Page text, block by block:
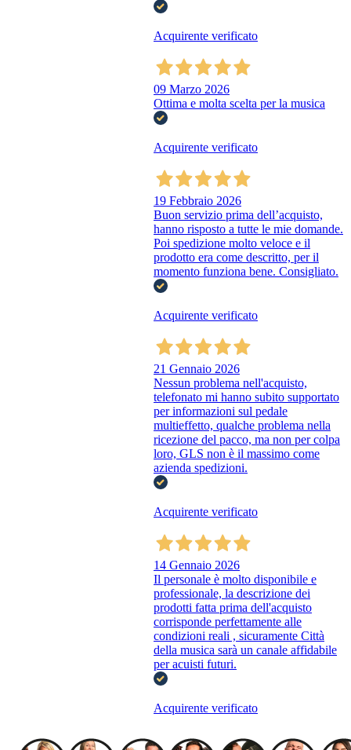
Acquirente verificato
09 Marzo 2026
Ottima e molta scelta per la musica
Acquirente verificato
19 Febbraio 2026
Buon servizio prima dell’acquisto,
hanno risposto a tutte le mie domande.
Poi spedizione molto veloce e il
prodotto era come descritto, per il
momento funziona bene. Consigliato.
Acquirente verificato
21 Gennaio 2026
Nessun problema nell'acquisto,
telefonato mi hanno subito supportato
per informazioni sul pedale
multieffetto, qualche problema nella
ricezione del pacco, ma non per colpa
loro, GLS non è il massimo come
azienda spedizioni.
Acquirente verificato
14 Gennaio 2026
Il personale è molto disponibile e
professionale, la descrizione dei
prodotti fatta prima dell'acquisto
corrisponde perfettamente alle
condizioni reali , sicuramente Città
della musica sarà un canale affidabile
per acuisti futuri.
Acquirente verificato